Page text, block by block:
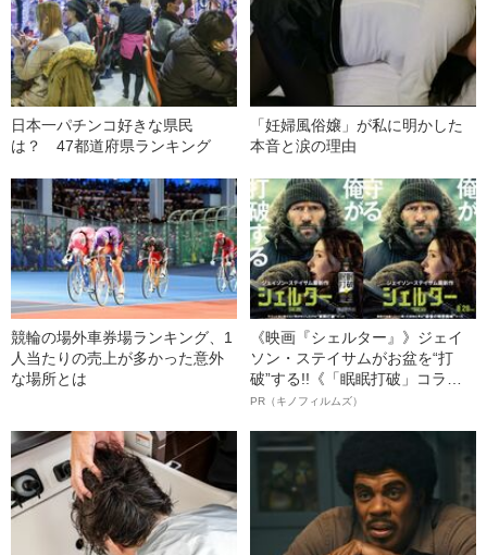
日本一パチンコ好きな県民
は？ 47都道府県ランキング
「妊婦風俗嬢」が私に明かした
本音と涙の理由
競輪の場外車券場ランキング、1
人当たりの売上が多かった意外
な場所とは
《映画『シェルター』》ジェイ
ソン・ステイサムがお盆を“打
破”する!!《「眠眠打破」コラ
ボ》
PR（キノフィルムズ）